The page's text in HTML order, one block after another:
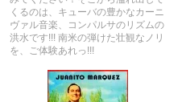
くるのは、キューバの豊かなカーニ
ヴァル音楽、コンパルサのリズムの
洪水です!!! 南米の弾けた壮観なノリ
を、ご体験あれっ!!!